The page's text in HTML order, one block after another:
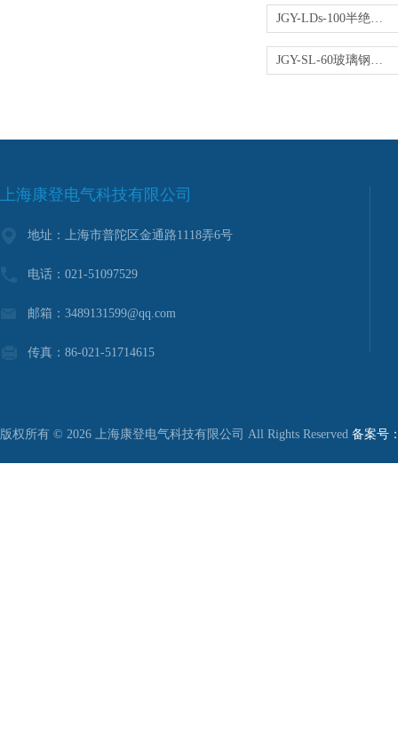
JGY-LDs-100半绝缘二节拉伸梯
JGY-SL-60玻璃钢绝缘三节拉伸梯
上海康登电气科技有限公司
地址：上海市普陀区金通路1118弄6号
电话：021-51097529
邮箱：3489131599@qq.com
传真：86-021-51714615
版权所有 © 2026 上海康登电气科技有限公司 All Rights Reserved 备案号